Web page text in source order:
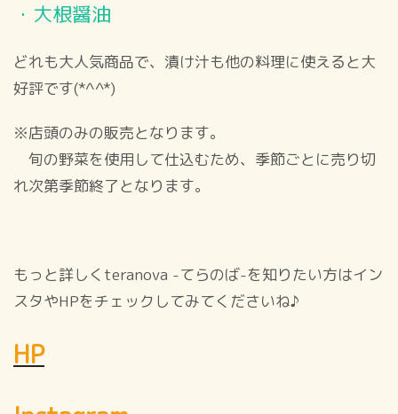
・大根醤油
どれも大人気商品で、漬け汁も他の料理に使えると大
好評です(*^^*)
※店頭のみの販売となります。
旬の野菜を使用して仕込むため、季節ごとに売り切
れ次第季節終了となります。
もっと詳しくteranova -てらのば-を知りたい方はイン
スタやHPをチェックしてみてくださいね♪
HP